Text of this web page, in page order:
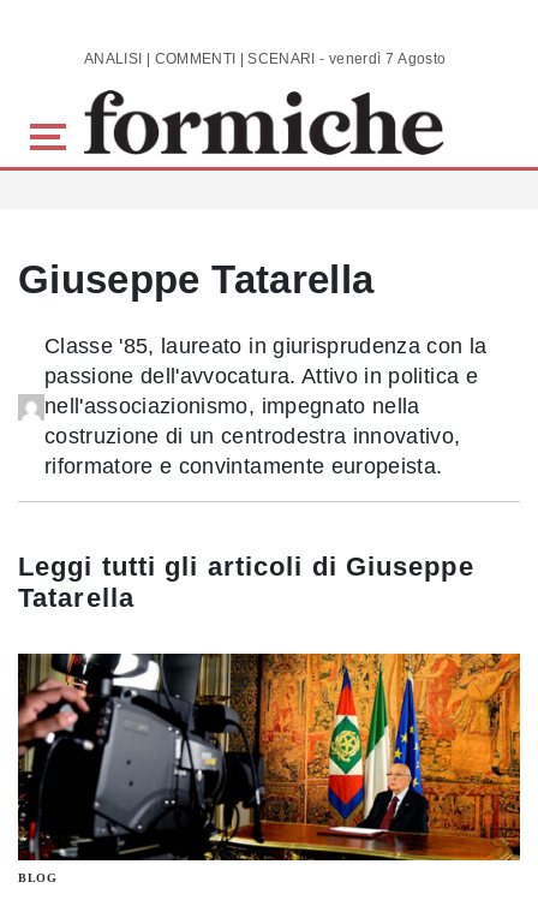
Skip to main content ANALISI | COMMENTI | SCENARI - venerdì 7 Agosto 2026
Giuseppe Tatarella
Classe '85, laureato in giurisprudenza con la
passione dell'avvocatura. Attivo in politica e
nell'associazionismo, impegnato nella
costruzione di un centrodestra innovativo,
riformatore e convintamente europeista.
Leggi tutti gli articoli di Giuseppe
Tatarella
BLOG